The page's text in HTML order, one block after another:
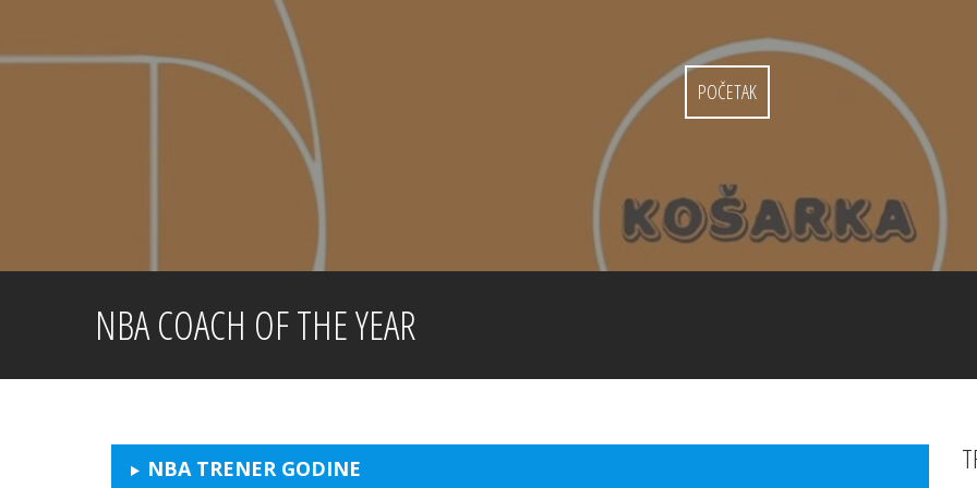
content
POČETAK
NBA COACH OF THE YEAR
NBA TRENER GODINE